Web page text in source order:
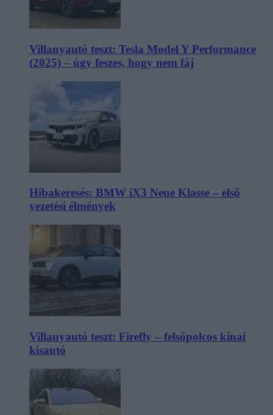
Villanyautó teszt: Tesla Model Y Performance
(2025) – úgy feszes, hogy nem fáj
Hibakeresés: BMW iX3 Neue Klasse – első
vezetési élmények
Villanyautó teszt: Firefly – felsőpolcos kínai
kisautó